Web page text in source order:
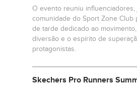
O evento reuniu influenciadores,
comunidade do Sport Zone Club
de tarde dedicado ao
diversão e o espírito de
protagonistas.
Skechers Pro Runners